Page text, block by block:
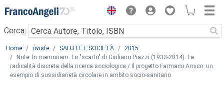
Menu
Cerca:
Main content
Home riviste SALUTE E SOCIETÀ
2015
Note. In memoriam. Lo "scarto" di Giuliano Piazzi (1933-2014). La
radicalità discreta della ricerca sociologica / Il progetto Farmaco Amico: un
esempio di sussidiarietà circolare in ambito socio-sanitario